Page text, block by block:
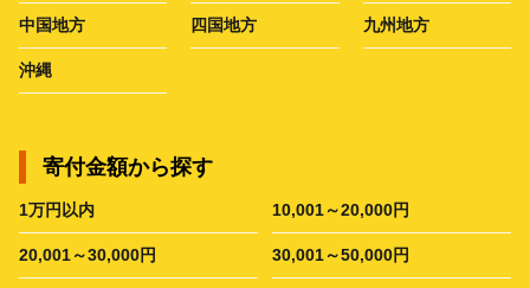
中国地方 四国地方 九州地方
沖縄
寄付金額から探す
1万円以内 10,001～20,000円
20,001～30,000円 30,001～50,000円